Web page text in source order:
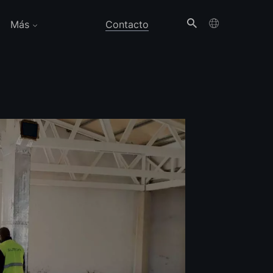
Contacto
Más